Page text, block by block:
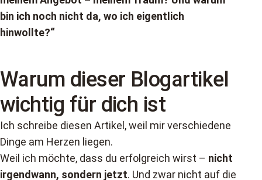
bin ich noch nicht da, wo ich eigentlich
hinwollte?“
Warum dieser Blogartikel
wichtig für dich ist
Ich schreibe diesen Artikel, weil mir verschiedene
Dinge am Herzen liegen.
Weil ich möchte, dass du erfolgreich wirst – nicht
irgendwann, sondern jetzt. Und zwar nicht auf die